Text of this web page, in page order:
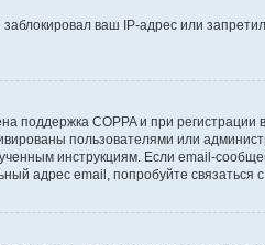
ваш IP-адрес или
COPPA и при регистрации
пользователями или
инструкциям. Если email-
адрес email, попробуйте связаться